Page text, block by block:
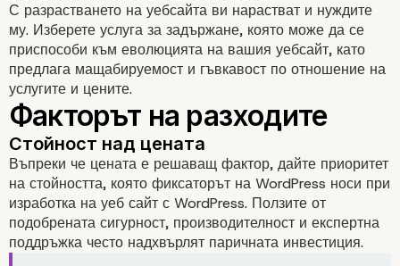
С разрастването на уебсайта ви нарастват и нуждите
му. Изберете услуга за задържане, която може да се
приспособи към еволюцията на вашия уебсайт, като
предлага мащабируемост и гъвкавост по отношение на
услугите и цените.
Въпреки че цената е решаващ фактор, дайте приоритет
на стойността, която фиксаторът на WordPress носи при
изработка на уеб сайт с WordPress. Ползите от
подобрената сигурност, производителност и експертна
поддръжка често надхвърлят паричната инвестиция.